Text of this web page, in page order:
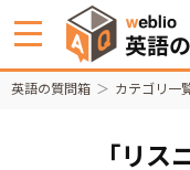
英語の質問箱 カテゴリ一
「リ